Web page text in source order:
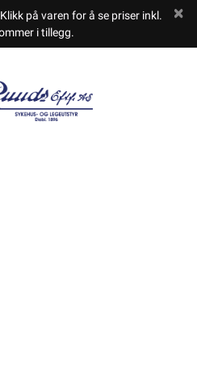
på varen for å se priser inkl.
i tillegg.